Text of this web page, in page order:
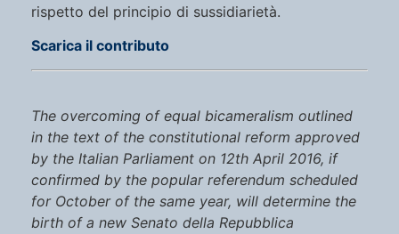
rispetto del principio di sussidiarietà.
Scarica il contributo
The overcoming of equal bicameralism outlined
in the text of the constitutional reform approved
by the Italian Parliament on 12th April 2016, if
confirmed by the popular referendum scheduled
for October of the same year, will determine the
birth of a new Senato della Repubblica